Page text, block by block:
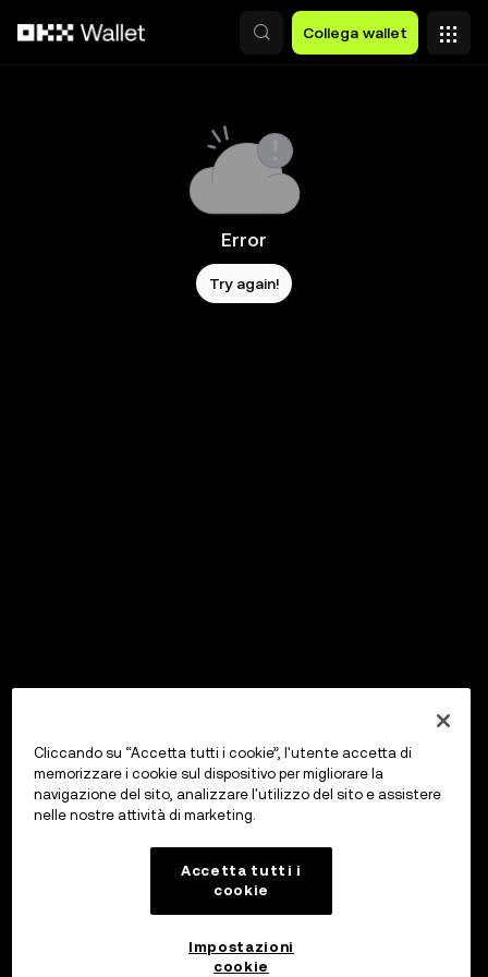
Collega wallet
Error
Try again!
Cliccando su “Accetta tutti i cookie”, l'utente accetta di
memorizzare i cookie sul dispositivo per migliorare la
navigazione del sito, analizzare l'utilizzo del sito e assistere
nelle nostre attività di marketing.
Accetta tutti i
cookie
Impostazioni
cookie